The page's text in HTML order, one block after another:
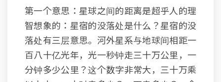
第一个意思：星球之间的距离是超乎人的理
智想象的：星宿的没落处是什么？星宿的没
落处有三层意思。河外星系与地球间相距一
百八十亿光年，光一秒钟走三十万公里，一
分钟多少公里？这个数字非常大，三十万乘